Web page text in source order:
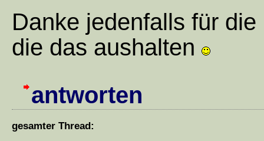
Danke jedenfalls für
die das aushalten
antworten
gesamter Thread: